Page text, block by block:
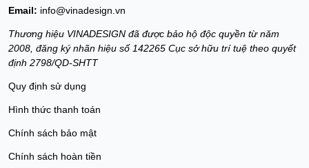
Email: info@vinadesign.vn
Thương hiệu VINADESIGN đã được bảo hộ độc quyền từ năm
2008, đăng ký nhãn hiệu số 142265 Cục sở hữu trí tuệ theo quyết
định 2798/QD-SHTT
Quy định sử dụng
Hình thức thanh toán
Chính sách bảo mật
Chính sách hoàn tiền